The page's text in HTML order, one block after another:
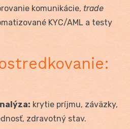
komunikácie, trade
KYC/AML a testy
krytie príjmu, záväzky,
zdravotný stav.